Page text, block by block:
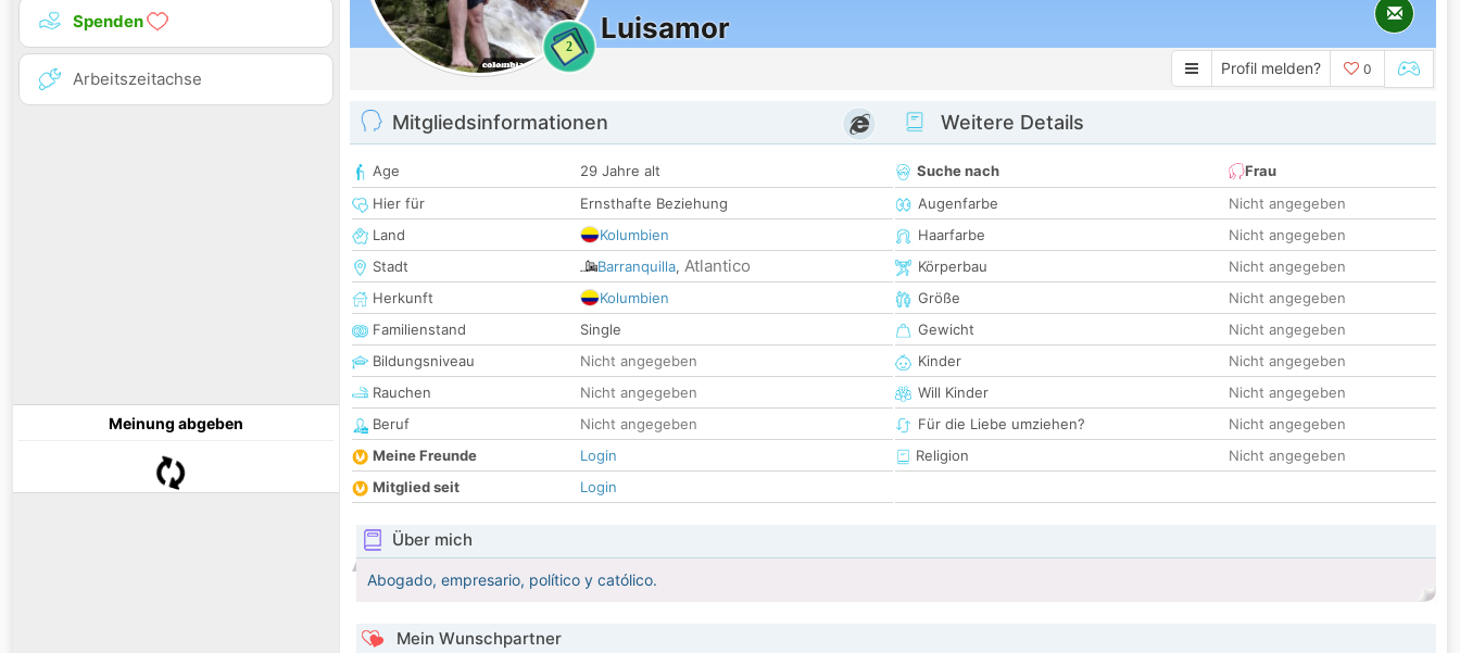
Spenden
Arbeitszeitachse
Meinung abgeben
2
Luisamor
Profil melden? 0
Mitgliedsinformationen
Age
29 Jahre alt
Hier für
Ernsthafte Beziehung
Land
Kolumbien
Stadt
Barranquilla, Atlantico
Herkunft
Kolumbien
Familienstand
Single
Bildungsniveau
Nicht angegeben
Rauchen
Nicht angegeben
Beruf
Nicht angegeben
Meine Freunde
Login
Mitglied seit
Login
Weitere Details
Suche nach
Frau
Augenfarbe
Nicht angegeben
Haarfarbe
Nicht angegeben
Körperbau
Nicht angegeben
Größe
Nicht angegeben
Gewicht
Nicht angegeben
Kinder
Nicht angegeben
Will Kinder
Nicht angegeben
Für die Liebe umziehen?
Nicht angegeben
Religion
Nicht angegeben
Über mich
Abogado, empresario, político y católico.
Mein Wunschpartner